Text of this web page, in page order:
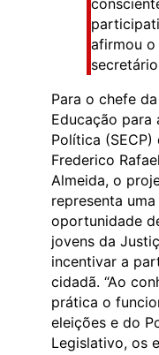
afirmou o
Para o chefe
Educação para
Política (SECP)
Frederico
Almeida, o
representa uma
oportunidade
jovens da
incentivar a
cidadã. “Ao
prática o
eleições e do
Legislativo, os